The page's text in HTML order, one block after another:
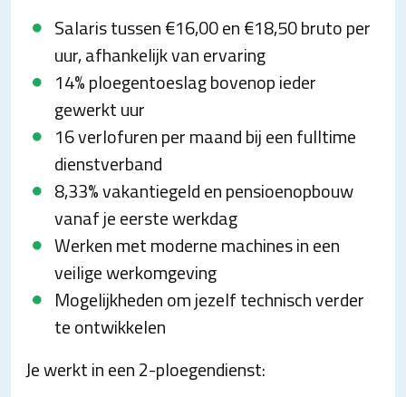
Salaris tussen €16,00 en €18,50 bruto per
uur, afhankelijk van ervaring
14% ploegentoeslag bovenop ieder
gewerkt uur
16 verlofuren per maand bij een fulltime
dienstverband
8,33% vakantiegeld en pensioenopbouw
vanaf je eerste werkdag
Werken met moderne machines in een
veilige werkomgeving
Mogelijkheden om jezelf technisch verder
te ontwikkelen
Je werkt in een 2-ploegendienst: